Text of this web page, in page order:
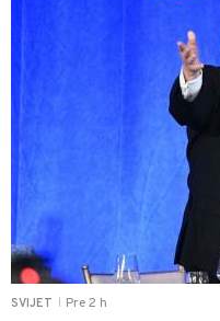
SVIJET Pre 2 h